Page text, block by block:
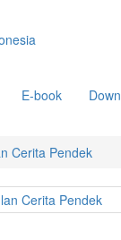
E-book
Cerita Pendek